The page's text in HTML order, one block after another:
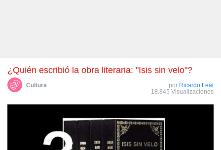
¿Quién escribió la obra literaria: "Isis sin velo"?
Cultura por Ricardo Leal
18.845 Visualizaciones